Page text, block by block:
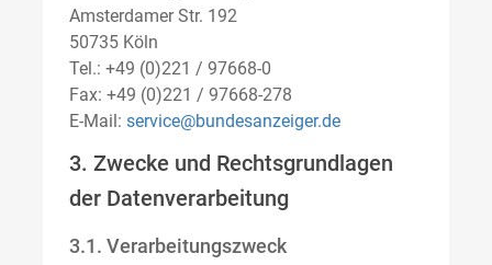
Amsterdamer Str. 192
50735 Köln
Tel.: +49 (0)221 / 97668-0
Fax: +49 (0)221 / 97668-278
E-Mail: service@bundesanzeiger.de
3. Zwecke und Rechtsgrundlagen
der Datenverarbeitung
3.1. Verarbeitungszweck